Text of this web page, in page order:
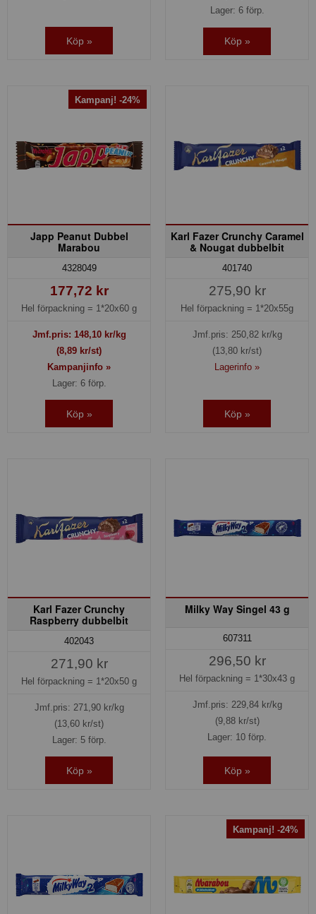
Köp »
Lager: 6 förp.
Köp »
Kampanj! -24%
Japp Peanut Dubbel
Marabou
4328049
177,72 kr
Hel förpackning = 1*20x60 g
Jmf.pris: 148,10kr/kg
(8,89 kr/st)
Kampanjinfo »
Lager: 6 förp.
Köp »
Karl Fazer Crunchy Caramel
& Nougat dubbelbit
401740
275,90 kr
Hel förpackning = 1*20x55g
Jmf.pris: 250,82kr/kg
(13,80 kr/st)
Lagerinfo »
Köp »
Karl Fazer Crunchy
Raspberry dubbelbit
402043
271,90 kr
Hel förpackning = 1*20x50 g
Jmf.pris: 271,90kr/kg
(13,60 kr/st)
Lager: 5 förp.
Köp »
Milky Way Singel 43 g
607311
296,50 kr
Hel förpackning = 1*30x43 g
Jmf.pris: 229,84kr/kg
(9,88 kr/st)
Lager: 10 förp.
Köp »
Kampanj! -24%